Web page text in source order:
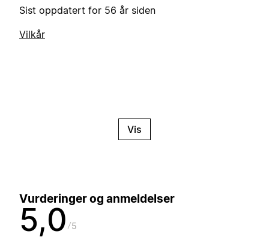
Sist oppdatert for 56 år siden
Vilkår
Vis
Vurderinger og anmeldelser
5,0 5